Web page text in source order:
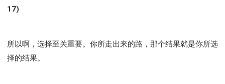
17)
所以啊，选择至关重要。你所走出来的路，那个结果就是你所选
择的结果。